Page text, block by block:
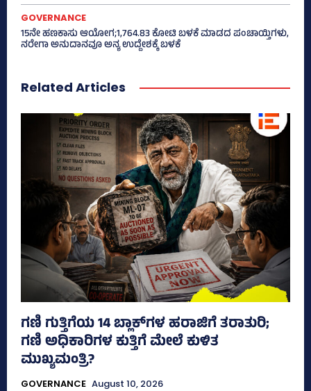
GOVERNANCE
15ನೇ ಹಣಕಾಸು ಆಯೋಗ;1,764.83 ಕೋಟಿ ಬಳಕೆ ಮಾಡದ ಪಂಚಾಯ್ತಿಗಳು,
ನರೇಗಾ ಅನುದಾನವೂ ಅನ್ಯ ಉದ್ದೇಶಕ್ಕೆ ಬಳಕೆ
Related Articles
ಗಣಿ ಗುತ್ತಿಗೆಯ 14 ಬ್ಲಾಕ್‌ಗಳ ಹರಾಜಿಗೆ ತರಾತುರಿ;
ಗಣಿ ಅಧಿಕಾರಿಗಳ ಕುತ್ತಿಗೆ ಮೇಲೆ ಕುಳಿತ
ಮುಖ್ಯಮಂತ್ರಿ?
GOVERNANCE August 10, 2026